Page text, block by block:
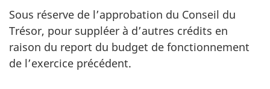
Sous réserve de l’approbation du Conseil du
Trésor, pour suppléer à d’autres crédits en
raison du report du budget de fonctionnement
de l’exercice précédent.